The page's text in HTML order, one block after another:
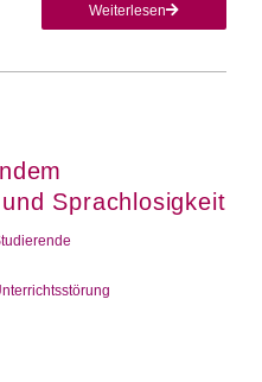
Weiterlesen
Sprachlosigkeit